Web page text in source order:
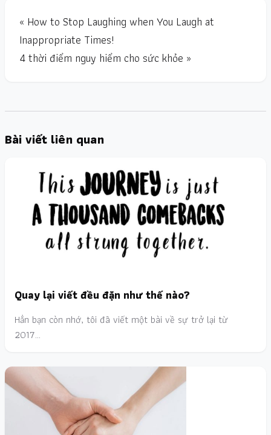
« How to Stop Laughing when You Laugh at
Inappropriate Times!
4 thời điểm nguy hiểm cho sức khỏe »
Bài viết liên quan
Quay lại viết đều đặn như thế nào?
Hẳn bạn còn nhớ, tôi đã viết một bài về sự trở lại từ
2017…